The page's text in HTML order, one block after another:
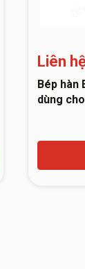
Liên
Bép hàn
dùng